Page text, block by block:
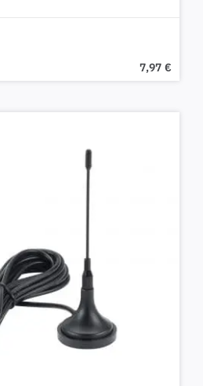
7,97 €